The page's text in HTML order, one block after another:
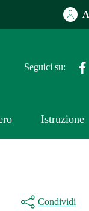
Seguici su:
Istruzione
Condividi